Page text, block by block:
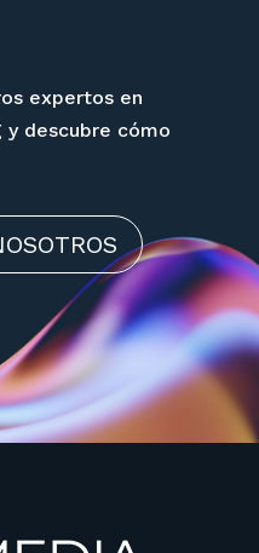
expertos en
descubre cómo